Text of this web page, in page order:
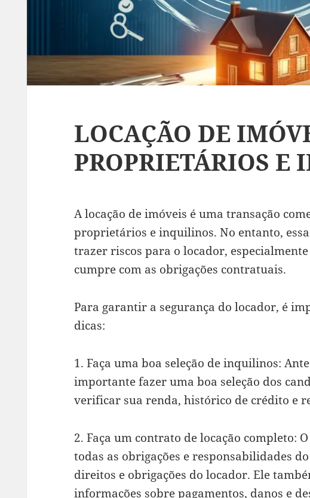
LOCAÇÃO DE
PROPRIETÁRIOS E
A locação de imóveis é uma transação
proprietários e inquilinos. No entanto,
trazer riscos para o locador,
cumpre com as obrigações contratuais.
Para garantir a segurança do locador, é
dicas:
1. Faça uma boa seleção de inquilinos:
importante fazer uma boa seleção dos
verificar sua renda, histórico de crédito e
2. Faça um contrato de locação completo:
todas as obrigações e responsabilidades
direitos e obrigações do locador. Ele
informações sobre pagamentos, danos e